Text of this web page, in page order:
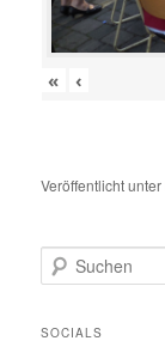
« ‹
Veröffentlicht unter
u
h
SOCIALS